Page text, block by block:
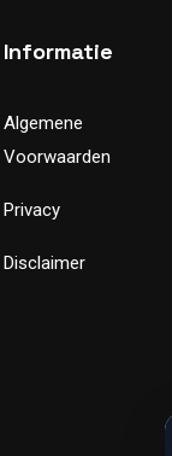
Informatie
Algemene
Voorwaarden
Privacy
Disclaimer